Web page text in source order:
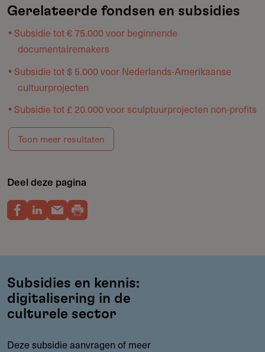
Gerelateerde fondsen en subsidies
Subsidie tot € 75.000 voor beginnende
documentairemakers
Subsidie tot $ 5.000 voor Nederlands-Amerikaanse
cultuurprojecten
Subsidie tot £ 20.000 voor sculptuurprojecten non-profits
Toon meer resultaten
Deel deze pagina
Subsidies en kennis:
digitalisering in de
culturele sector
Deze subsidie aanvragen of meer